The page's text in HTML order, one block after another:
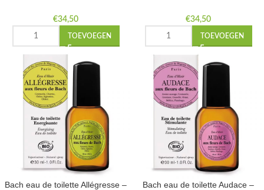
€34,50
TOEVOEGEN
€34,50
TOEVOEGEN
Bach eau de toilette Allégresse –
Bach eau de toilette Audace –